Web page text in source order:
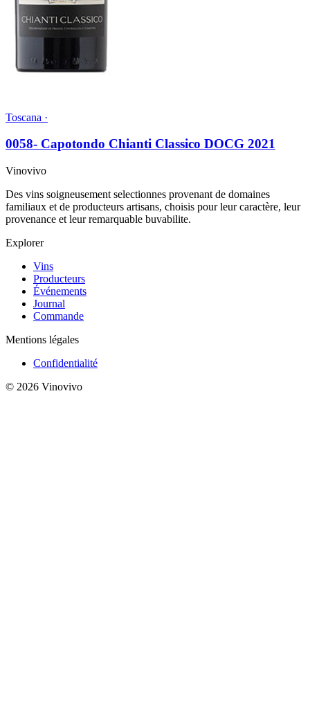
Toscana ·
0058- Capotondo Chianti Classico DOCG 2021
Vinovivo
Des vins soigneusement selectionnes provenant de domaines
familiaux et de producteurs artisans, choisis pour leur caractère, leur
provenance et leur remarquable buvabilite.
Explorer
Vins
Producteurs
Événements
Journal
Commande
Mentions légales
Confidentialité
© 2026 Vinovivo